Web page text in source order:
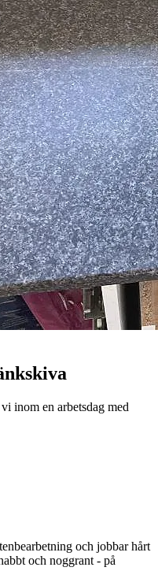
inom en arbetsdag med
och jobbar hårt
och noggrant - på